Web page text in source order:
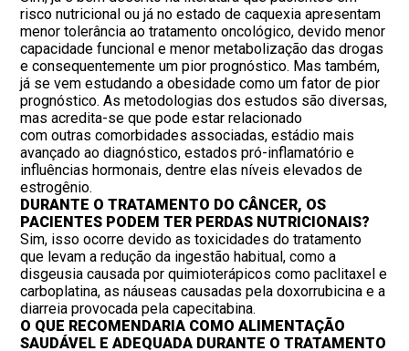
risco nutricional ou já no estado de caquexia apresentam
menor tolerância ao tratamento oncológico, devido menor
capacidade funcional e menor metabolização das drogas
e consequentemente um pior prognóstico. Mas também,
já se vem estudando a obesidade como um fator de pior
prognóstico. As metodologias dos estudos são diversas,
mas acredita-se que pode estar relacionado
com outras comorbidades associadas, estádio mais
avançado ao diagnóstico, estados pró-inflamatório e
influências hormonais, dentre elas níveis elevados de
estrogênio.
DURANTE O TRATAMENTO DO CÂNCER, OS
PACIENTES PODEM TER PERDAS NUTRICIONAIS?
Sim, isso ocorre devido as toxicidades do tratamento
que levam a redução da ingestão habitual, como a
disgeusia causada por quimioterápicos como paclitaxel e
carboplatina, as náuseas causadas pela doxorrubicina e a
diarreia provocada pela capecitabina.
O QUE RECOMENDARIA COMO ALIMENTAÇÃO
SAUDÁVEL E ADEQUADA DURANTE O TRATAMENTO